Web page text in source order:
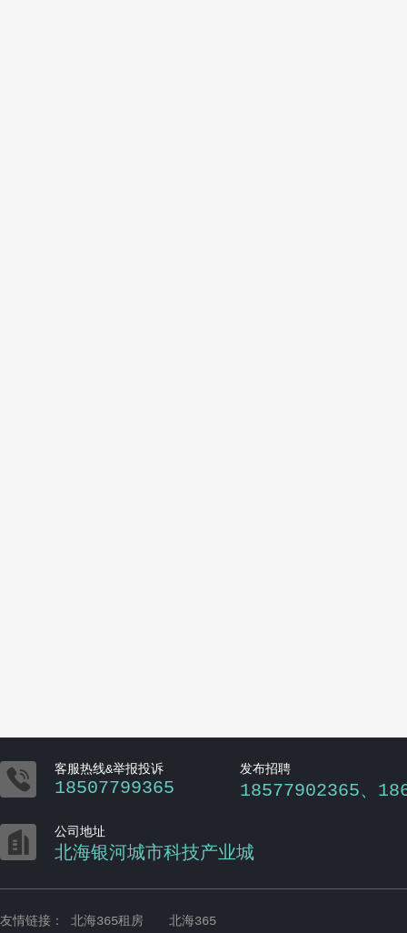
 客服热线&举报投诉
18507799365
发布招聘
18577902365、
 公司地址
北海银河城市科技产业城
友情链接： 北海365租房 北海365